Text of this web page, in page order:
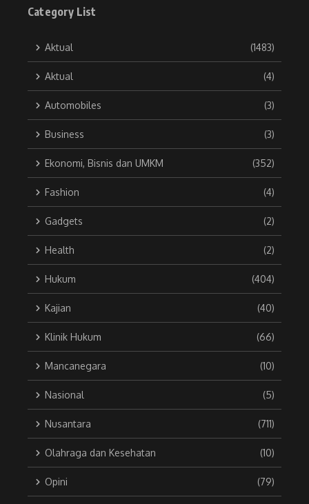
Category List
Aktual (1483)
Aktual (4)
Automobiles (3)
Business (3)
Ekonomi, Bisnis dan UMKM (352)
Fashion (4)
Gadgets (2)
Health (2)
Hukum (404)
Kajian (40)
Klinik Hukum (66)
Mancanegara (10)
Nasional (5)
Nusantara (711)
Olahraga dan Kesehatan (10)
Opini (79)